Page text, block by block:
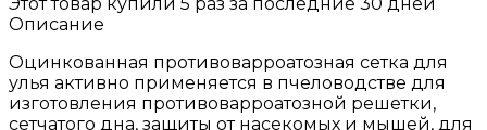
Описание
Оцинкованная противоварроатозная сетка для
улья активно применяется в пчеловодстве для
изготовления противоварроатозной решетки,
сетчатого дна, защиты от насекомых и мышей, для